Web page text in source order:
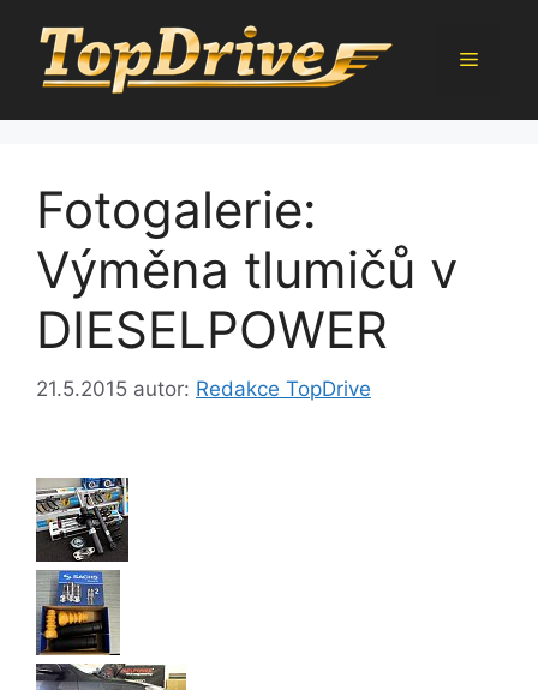
obsah
Menu
Fotogalerie:
Výměna tlumičů v
DIESELPOWER
21.5.2015 autor: Redakce TopDrive